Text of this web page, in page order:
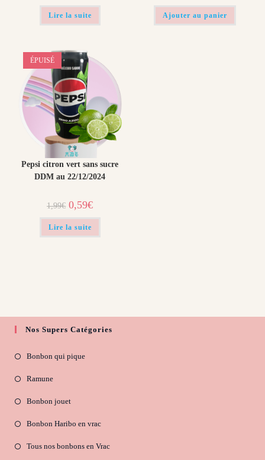
Lire la suite Ajouter au panier
ÉPUISÉ
Pepsi citron vert sans sucre
DDM au 22/12/2024
1,99€ Le
prix
initial
était :
0,59€Le
prix
actuel
Lire la suite
Nos Supers Catégories
Bonbon qui pique
Ramune
Bonbon jouet
Bonbon Haribo en vrac
Tous nos bonbons en Vrac